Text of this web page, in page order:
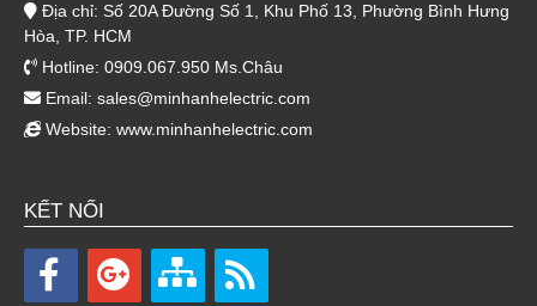
Địa chỉ: Số 20A Đường Số 1, Khu Phố 13, Phường Bình Hưng
Hòa, TP. HCM
Hotline: 0909.067.950 Ms.Châu
Email: sales@minhanhelectric.com
Website: www.minhanhelectric.com
KẾT NỐI